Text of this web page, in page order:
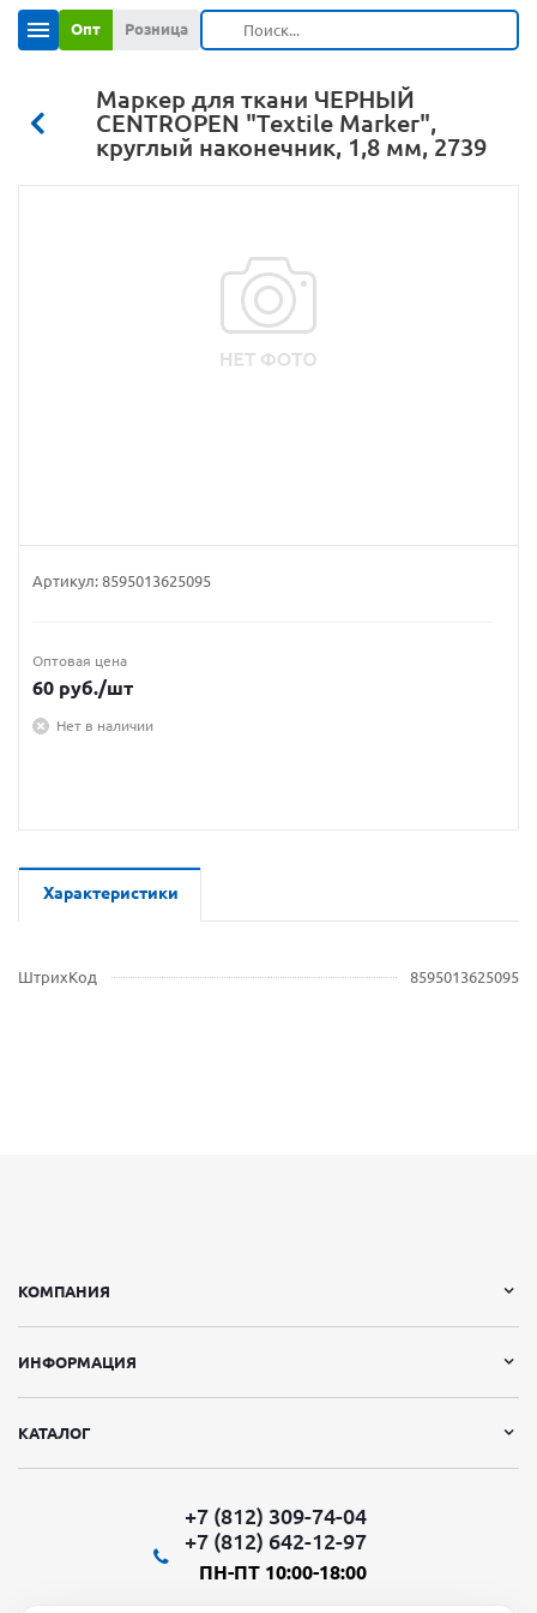
Опт Розница
Маркер для ткани ЧЕРНЫЙ
CENTROPEN "Textile Marker",
круглый наконечник, 1,8 мм, 2739
Артикул: 8595013625095
Оптовая цена
60 руб./шт
Нет в наличии
Характеристики
ШтрихКод 8595013625095
КОМПАНИЯ
ИНФОРМАЦИЯ
КАТАЛОГ
+7 (812) 309-74-04
+7 (812) 642-12-97
ПН-ПТ 10:00-18:00